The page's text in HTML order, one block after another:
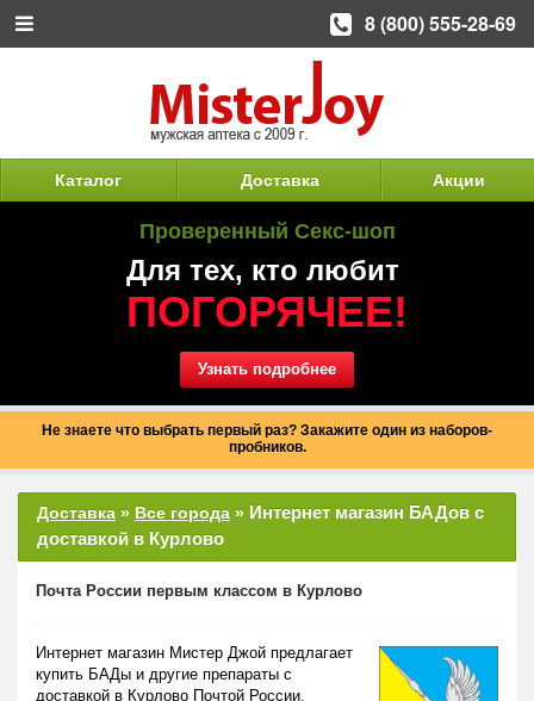
Каталог Доставка Акции
Проверенный Секс-шоп
Для тех, кто любит
ПОГОРЯЧЕЕ!
Узнать подробнее
Не знаете что выбрать первый раз? Закажите один из наборов-
пробников.
Доставка » Все города » Интернет магазин БАДов с
доставкой в Курлово
Почта России первым классом в Курлово
Интернет магазин Мистер Джой предлагает
купить БАДы и другие препараты с
доставкой в Курлово Почтой России.
8 (800) 555-28-69